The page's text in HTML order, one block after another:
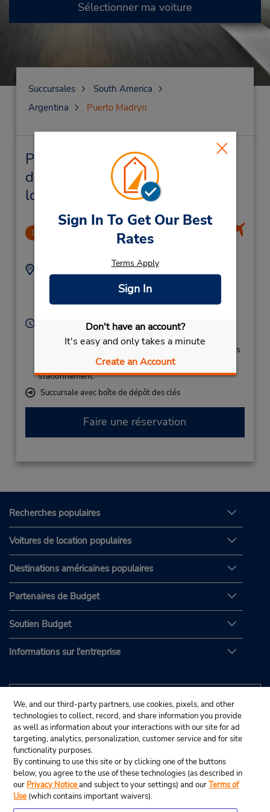
Sign In To Get Our Best
Rates
Terms Apply
Sign In
Don't have an account?
It's easy and only takes a minute
Create an Account
Sélectionner ma voiture
Succursales
South America
Argentina
Puerto Madryn
Puerto Madryn Succursales près
de chez vous et succursales de
location de véhicule
1
Adresse :
Téléphone :
Heures d'exploitation :
Sun - Sat 7:00 AM - 8:00 PM
Si vous arrivez, le comptoir de location se trouve dans
le terminal à une courte distance de marche du
stationnement.
Succursale avec boîte de dépôt des clés
Faire une réservation
Recherches populaires
Voitures de location populaires
Destinations américaines populaires
Partenaires de Budget
Soutien Budget
Informations sur l'entreprise
We, and our third-party partners, use cookies, pixels, and other
technologies to collect, record, and share information you provide
as well as information about your interactions with our site for ad
targeting, analytics, personalization, customer service and for site
functionality purposes.
By continuing to use this site or by clicking one of the buttons
below, you agree to the use of these technologies (as described in
our Privacy Noticeand subject to your settings) and ourTerms of
Use (which contains important waivers).